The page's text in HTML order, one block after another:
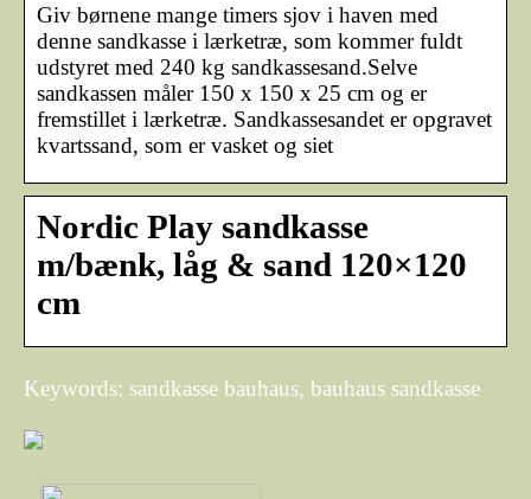
Giv børnene mange timers sjov i haven med
denne sandkasse i lærketræ, som kommer fuldt
udstyret med 240 kg sandkassesand.Selve
sandkassen måler 150 x 150 x 25 cm og er
fremstillet i lærketræ. Sandkassesandet er opgravet
kvartssand, som er vasket og siet
Nordic Play sandkasse
m/bænk, låg & sand 120×120
cm
Keywords: sandkasse bauhaus, bauhaus sandkasse